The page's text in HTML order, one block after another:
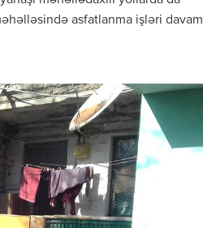
asfatlanma işləri davam